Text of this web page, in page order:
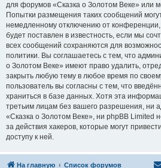
для форумов «Сказка о Золотом Веке» или
Попытки размещения таких сообщений
немедленному отключению от
будет поставлен в известность, если мы
всех сообщений сохраняются для
политики. Вы соглашаетесь с тем, что
о Золотом Веке» имеют право удалить,
закрыть любую тему в любое время по
пользователь вы согласны с тем, что
храниться в базе данных. Хотя эта
третьим лицам без вашего разрешения, ни
«Сказка о Золотом Веке», ни phpBB Limited
за действия хакеров, которые могут
доступу к ней.
На главную Список форумов